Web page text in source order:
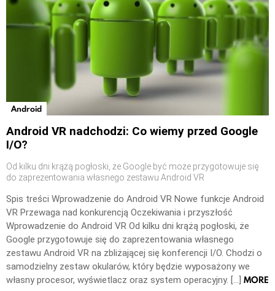
Android
Android VR nadchodzi: Co wiemy przed Google
I/O?
Od kilku dni krążą pogłoski, że Google być może przygotowuje się
do zaprezentowania własnego zestawu Android VR
Spis treści Wprowadzenie do Android VR Nowe funkcje Android
VR Przewaga nad konkurencją Oczekiwania i przyszłość
Wprowadzenie do Android VR Od kilku dni krążą pogłoski, że
Google przygotowuje się do zaprezentowania własnego
zestawu Android VR na zbliżającej się konferencji I/O. Chodzi o
samodzielny zestaw okularów, który będzie wyposażony we
własny procesor, wyświetlacz oraz system operacyjny. […] MORE